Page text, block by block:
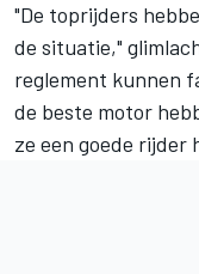
"De toprijders
de situatie,"
reglement kunnen
de beste motor
ze een goede rijder